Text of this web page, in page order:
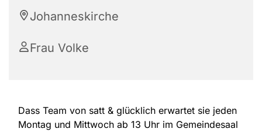
Johanneskirche
Frau Volke
Dass Team von satt & glücklich erwartet sie jeden
Montag und Mittwoch ab 13 Uhr im Gemeindesaal